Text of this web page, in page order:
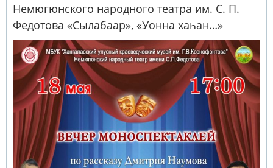
Немюгюнского народного театра им. С. П.
Федотова «Сылабаар», «Уонна хаһан…»